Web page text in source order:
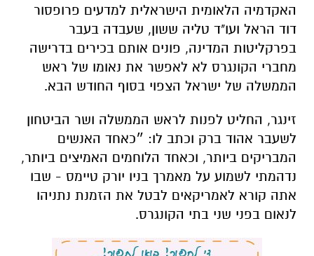
האקדמיה הלאומית הישראלית למדעים פרופסור
דוד הראל ועו"ד טליה ששון, שעבדה בעבר
בפרקליטות המדינה, פונים אותם בכירים בדרישה
מחברי הקונגרס לא לאפשר את נאומו של ראש
הממשלה של ישראל הצפוי בסוף החודש הבא.
זינגר, החליט לפנות לראש הממשלה ושר הביטחון
לשעבר אהוד ברק וכתב לו: ״כאחד האנשים
המבריקים ביותר, וכאחד הלוחמים האמיצים ביותר,
נדהמתי לשמוע על מאמרך בניו יורק טיימס - שבו
אתה קורא לאמריקאים לבטל את הזמנת נתניהו
לנאום בפני שני בתי הקונגרס.